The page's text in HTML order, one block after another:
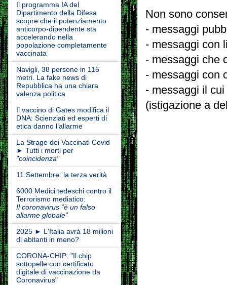
Non sono
- messaggi
- messaggi con
- messaggi che
- messaggi con
- messaggi il
(istigazione a
Il programma IA del
Dipartimento della Difesa
scopre che il potenziamento
anticorpo-dipendente sta
accelerando nella
popolazione completamente
vaccinata
Navigli, 38 persone in 115
metri. La fake news di
Repubblica ha una chiara
valenza politica
Il vaccino di Gates modifica il
DNA: Scienziati ed esperti di
etica danno l’allarme
La Strage dei Vaccinati Covid
► Tutti i morti per
"coincidenza"
11 Settembre: la terza verità
6000 Medici tedeschi contro il
Terrorismo mediatico:
Il coronavirus “è un falso
allarme globale”
2025 ► L'Italia avrà 18 milioni
di abitanti in meno?
CORONA-CHIP: "Il chip
sottopelle con certificato
digitale di vaccinazione da
Coronavirus"